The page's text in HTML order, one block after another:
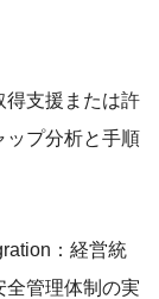
得支援または許
ップ分析と手順
：経営統
全管理体制の実